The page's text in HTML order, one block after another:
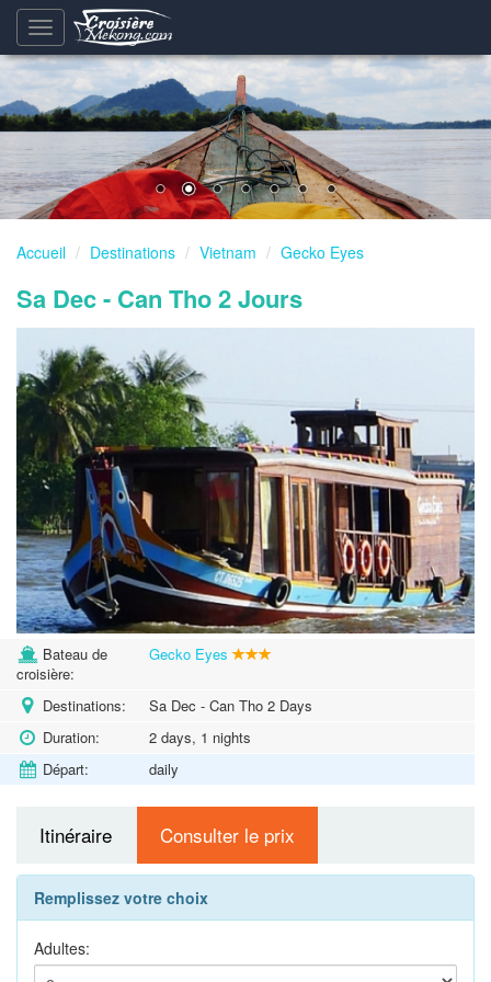
Basculement
de
la
navigation
Accueil Destinations Vietnam Gecko Eyes
Sa Dec - Can Tho 2 Jours
Bateau de
croisière:
Gecko Eyes
Destinations:
Sa Dec - Can Tho 2 Days
Duration:
2 days, 1 nights
Départ:
daily
Itinéraire Consulter le prix
Remplissez votre choix
Adultes: